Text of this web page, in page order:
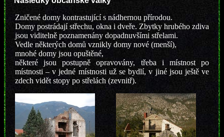
Zničené domy kontrastující s nádhernou přírodou.
Domy postrádají střechu, okna i dveře. Zbytky hrubého zdiva
jsou viditelně poznamenány dopadnuvšími střelami.
Vedle některých domů vznikly domy nové (menší),
mnohé domy jsou opuštěné,
některé jsou postupně opravovány, třeba i místnost po
místnosti – v jedné místnosti už se bydlí, v jiné jsou ještě ve
zdech vidět stopy po střelách (zevnitř).